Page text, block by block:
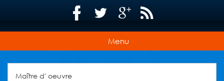
Menu
Maître d' oeuvre